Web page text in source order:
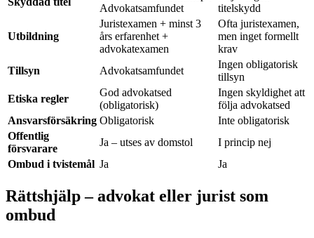
Advokatsamfundet
titelskydd
Utbildning
Juristexamen + minst 3
års erfarenhet +
advokatexamen
Ofta juristexamen,
men inget formellt
krav
Tillsyn
Advokatsamfundet
Ingen obligatorisk
tillsyn
Etiska regler
God advokatsed
(obligatorisk)
Ingen skyldighet att
följa advokatsed
Ansvarsförsäkring Obligatorisk
Inte obligatorisk
Offentlig
försvarare
Ja – utses av domstol
I princip nej
Ombud i tvistemål Ja Ja
Rättshjälp – advokat eller jurist som
ombud